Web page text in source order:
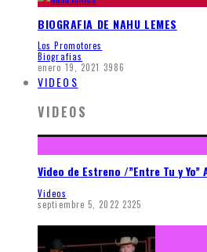
BIOGRAFIA DE NAHU LEMES
Los Promotores
Biografias
enero 19, 2021 3986
VIDEOS
VIDEOS
Video de Estreno /”Entre Tu y Yo”
Videos
septiembre 5, 2022 2325